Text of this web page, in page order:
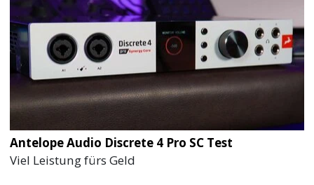
Antelope Audio Discrete 4 Pro SC Test
Viel Leistung fürs Geld